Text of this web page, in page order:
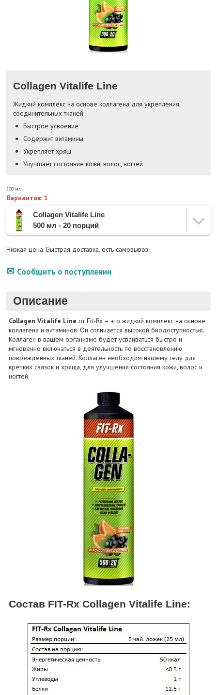
Collagen Vitalife Line
Жидкий комплекс на основе коллагена для укрепления
соединительных тканей
Быстрое усвоение
Содержит витамины
Укрепляет хрящ
Улучшает состояние кожи, волос, ногтей
500 мл
Вариантов: 1
Collagen Vitalife Line
500 мл - 20 порций
Низкая цена. Быстрая доставка, есть самовывоз.
Сообщить о поступлении
Описание
Collagen Vitalife Line от Fit-Rx – это жидкий комплекс на основе
коллагена и витаминов. Он отличается высокой биодоступностью.
Коллаген в вашем организме будет усваиваться быстро и
мгновенно включаться в деятельность по восстановлению
поврежденных тканей. Коллаген необходим нашему телу для
крепких связок и хряща, для улучшения состояния кожи, волос и
ногтей.
Cостав FIT-Rx Collagen Vitalife Line: